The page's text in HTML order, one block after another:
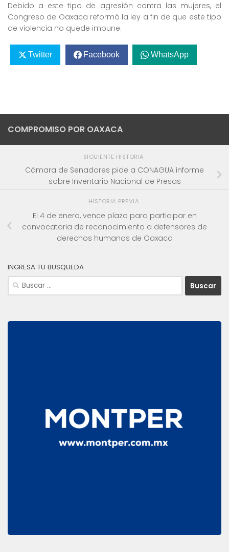
Debido a este tipo de agresión contra las mujeres, el
Congreso de Oaxaca reformó la ley a fin de que este tipo
de violencia no quede impune.
Twitter Facebook WhatsApp
COMPROMISO POR OAXACA
SIGUIENTE HISTORIA
Cámara de Senadores pide a CONAGUA informe
sobre Inventario Nacional de Presas
HISTORIA PREVIA
El 4 de enero, vence plazo para participar en
convocatoria de reconocimiento a defensores de
derechos humanos de Oaxaca
INGRESA TU BUSQUEDA
Buscar: